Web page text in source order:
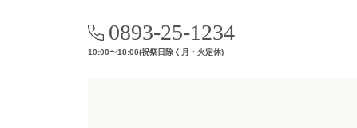
0893-25-1234
10:00〜18:00(祝祭日除く月・火定休)